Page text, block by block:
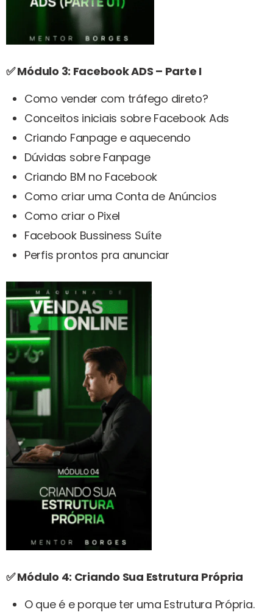
✅ Módulo 3: Facebook ADS – Parte I
Como vender com tráfego direto?
Conceitos iniciais sobre Facebook Ads
Criando Fanpage e aquecendo
Dúvidas sobre Fanpage
Criando BM no Facebook
Como criar uma Conta de Anúncios
Como criar o Pixel
Facebook Bussiness Suíte
Perfis prontos pra anunciar
✅ Módulo 4: Criando Sua Estrutura Própria
O que é e porque ter uma Estrutura Própria.